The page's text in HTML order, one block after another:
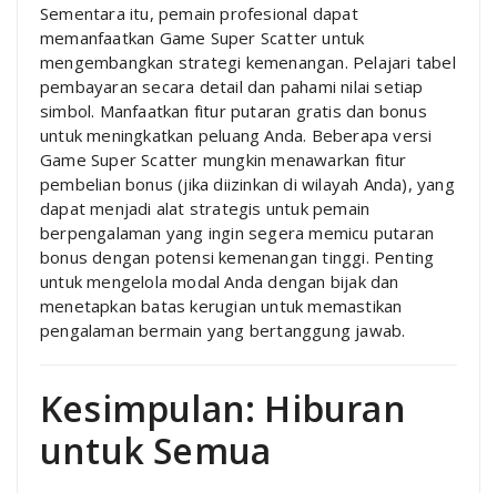
Sementara itu, pemain profesional dapat
memanfaatkan Game Super Scatter untuk
mengembangkan strategi kemenangan. Pelajari tabel
pembayaran secara detail dan pahami nilai setiap
simbol. Manfaatkan fitur putaran gratis dan bonus
untuk meningkatkan peluang Anda. Beberapa versi
Game Super Scatter mungkin menawarkan fitur
pembelian bonus (jika diizinkan di wilayah Anda), yang
dapat menjadi alat strategis untuk pemain
berpengalaman yang ingin segera memicu putaran
bonus dengan potensi kemenangan tinggi. Penting
untuk mengelola modal Anda dengan bijak dan
menetapkan batas kerugian untuk memastikan
pengalaman bermain yang bertanggung jawab.
Kesimpulan: Hiburan
untuk Semua